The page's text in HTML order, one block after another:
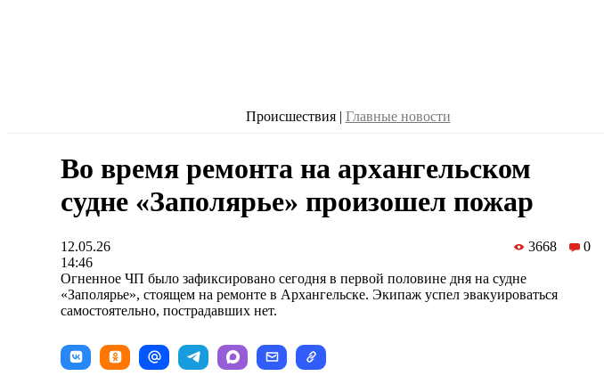
Происшествия | Главные новости
Во время ремонта на архангельском
судне «Заполярье» произошел пожар
12.05.26
14:46
3668 0
Огненное ЧП было зафиксировано сегодня в первой половине дня на судне
«Заполярье», стоящем на ремонте в Архангельске. Экипаж успел эвакуироваться
самостоятельно, пострадавших нет.